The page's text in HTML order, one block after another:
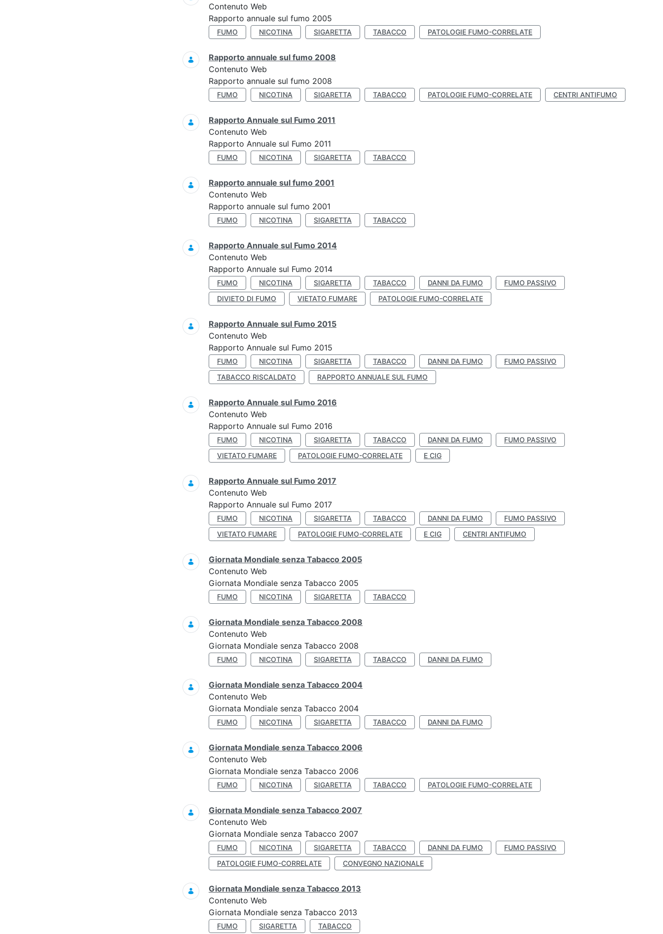
Contenuto Web
Rapporto annuale sul fumo 2005
FUMO NICOTINA SIGARETTA TABACCO PATOLOGIE FUMO-CORRELATE
Rapporto annuale sul fumo 2008
Contenuto Web
Rapporto annuale sul fumo 2008
FUMO NICOTINA SIGARETTA TABACCO PATOLOGIE FUMO-CORRELATE CENTRI ANTIFUMO
Rapporto Annuale sul Fumo 2011
Contenuto Web
Rapporto Annuale sul Fumo 2011
FUMO NICOTINA SIGARETTA TABACCO
Rapporto annuale sul fumo 2001
Contenuto Web
Rapporto annuale sul fumo 2001
FUMO NICOTINA SIGARETTA TABACCO
Rapporto Annuale sul Fumo 2014
Contenuto Web
Rapporto Annuale sul Fumo 2014
FUMO NICOTINA SIGARETTA TABACCO DANNI DA FUMO
FUMO PASSIVO
DIVIETO DI FUMO
VIETATO FUMARE PATOLOGIE FUMO-CORRELATE
Rapporto Annuale sul Fumo 2015
Contenuto Web
Rapporto Annuale sul Fumo 2015
FUMO NICOTINA SIGARETTA TABACCO DANNI DA FUMO
FUMO PASSIVO
TABACCO RISCALDATO
RAPPORTO ANNUALE SUL FUMO
Rapporto Annuale sul Fumo 2016
Contenuto Web
Rapporto Annuale sul Fumo 2016
FUMO NICOTINA SIGARETTA TABACCO DANNI DA FUMO
FUMO PASSIVO
VIETATO FUMARE
PATOLOGIE FUMO-CORRELATE E CIG
Rapporto Annuale sul Fumo 2017
Contenuto Web
Rapporto Annuale sul Fumo 2017
FUMO NICOTINA SIGARETTA TABACCO DANNI DA FUMO
FUMO PASSIVO
VIETATO FUMARE
PATOLOGIE FUMO-CORRELATE E CIG CENTRI ANTIFUMO
Giornata Mondiale senza Tabacco 2005
Contenuto Web
Giornata Mondiale senza Tabacco 2005
FUMO NICOTINA SIGARETTA TABACCO
Giornata Mondiale senza Tabacco 2008
Contenuto Web
Giornata Mondiale senza Tabacco 2008
FUMO NICOTINA SIGARETTA TABACCO DANNI DA FUMO
Giornata Mondiale senza Tabacco 2004
Contenuto Web
Giornata Mondiale senza Tabacco 2004
FUMO NICOTINA SIGARETTA TABACCO DANNI DA FUMO
Giornata Mondiale senza Tabacco 2006
Contenuto Web
Giornata Mondiale senza Tabacco 2006
FUMO NICOTINA SIGARETTA TABACCO PATOLOGIE FUMO-CORRELATE
Giornata Mondiale senza Tabacco 2007
Contenuto Web
Giornata Mondiale senza Tabacco 2007
FUMO NICOTINA SIGARETTA TABACCO DANNI DA FUMO
FUMO PASSIVO
PATOLOGIE FUMO-CORRELATE
CONVEGNO NAZIONALE
Giornata Mondiale senza Tabacco 2013
Contenuto Web
Giornata Mondiale senza Tabacco 2013
FUMO SIGARETTA TABACCO